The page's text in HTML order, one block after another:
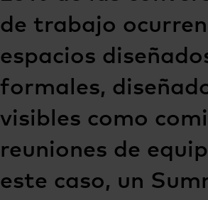
de trabajo
espacios
formales,
visibles como
reuniones de
este caso, un